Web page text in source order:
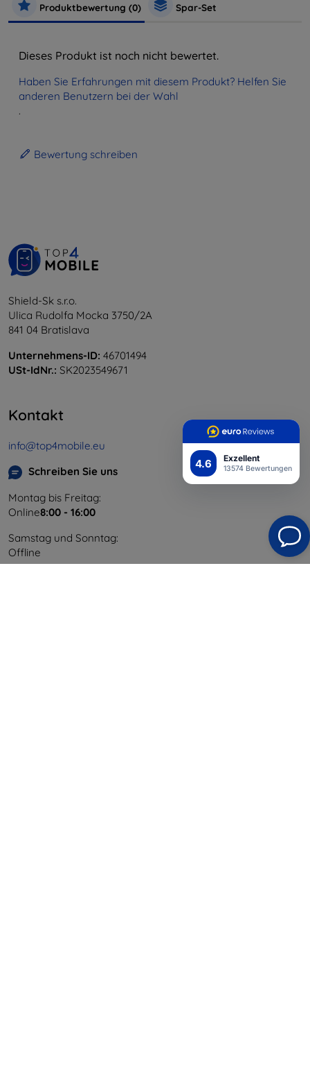
4.6 Exzellent
13574 Bewertungen
Produktbewertung (0) Spar-Set
Dieses Produkt ist noch nicht bewertet.
Haben Sie Erfahrungen mit diesem Produkt? Helfen Sie
anderen Benutzern bei der Wahl
.
Bewertung schreiben
Shield-Sk s.r.o.
Ulica Rudolfa Mocka 3750/2A
841 04 Bratislava
Unternehmens-ID: 46701494
USt-IdNr.: SK2023549671
Kontakt
info@top4mobile.eu
Schreiben Sie uns
Montag bis Freitag:
Online8:00 - 16:00
Samstag und Sonntag:
Offline